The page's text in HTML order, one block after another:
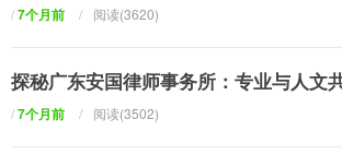
/7个月前 / 阅读(3620)
探秘广东安国律师事务所：专业与人文
/7个月前 / 阅读(3502)